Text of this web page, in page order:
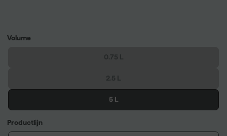
Volume
5 L
Productlijn